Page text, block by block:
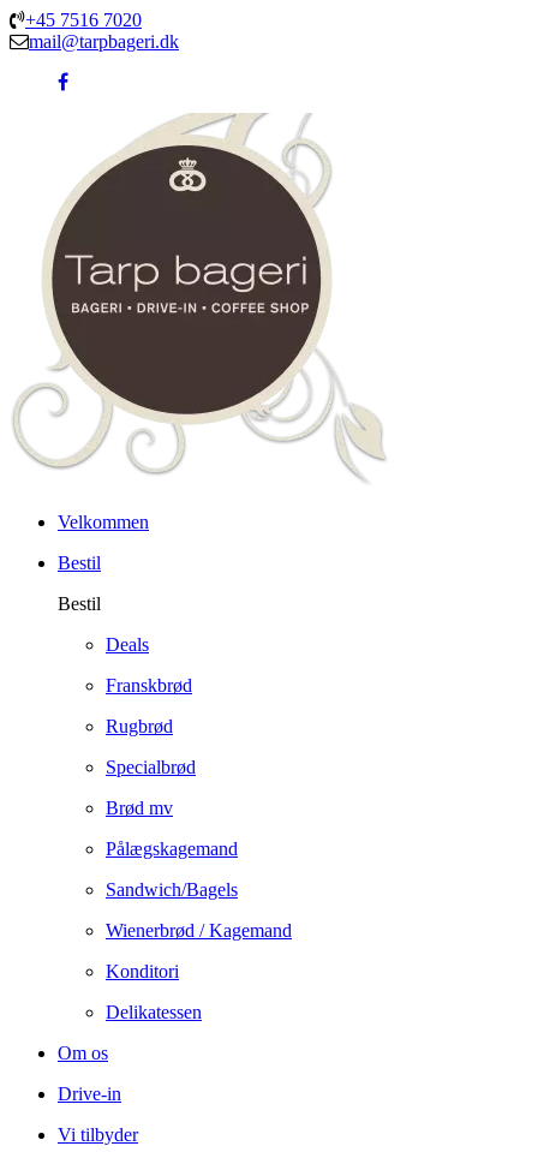
+45 7516 7020
mail@tarpbageri.dk
Velkommen
Bestil
Bestil
Deals
Franskbrød
Rugbrød
Specialbrød
Brød mv
Pålægskagemand
Sandwich/Bagels
Wienerbrød / Kagemand
Konditori
Delikatessen
Om os
Drive-in
Vi tilbyder